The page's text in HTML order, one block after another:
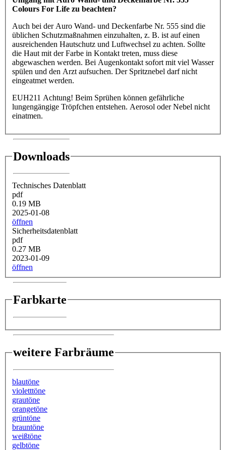
Colours For Life zu beachten?
Auch bei der Auro Wand- und Deckenfarbe Nr. 555 sind die
üblichen Schutzmaßnahmen einzuhalten, z. B. ist auf einen
ausreichenden Hautschutz und Luftwechsel zu achten. Sollte
die Haut mit der Farbe in Kontakt treten, muss diese
abgewaschen werden. Bei Augenkontakt sofort mit viel Wasser
spülen und den Arzt aufsuchen. Der Spritznebel darf nicht
eingeatmet werden.
EUH211 Achtung! Beim Sprühen können gefährliche
lungengängige Tröpfchen entstehen. Aerosol oder Nebel nicht
einatmen.
Downloads
Technisches Datenblatt
pdf
0.19 MB
2025-01-08
öffnen
Sicherheitsdatenblatt
pdf
0.27 MB
2023-01-09
öffnen
Farbkarte
weitere Farbräume
blautöne
violetttöne
grautöne
orangetöne
grüntöne
brauntöne
weißtöne
gelbtöne